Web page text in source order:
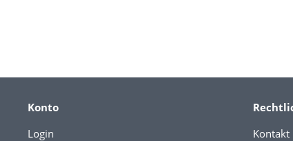
Konto
Login
Kontakt